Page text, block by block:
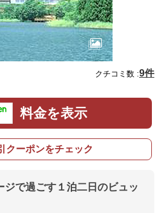
クチコミ数 :9件
料金を表示
クーポンをチェック
ジで過ごす１泊二日のビュッ